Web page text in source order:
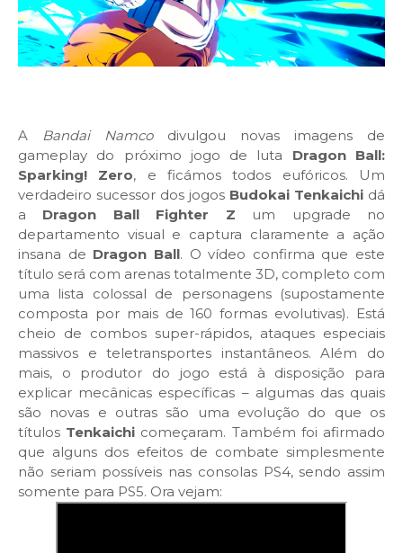
A Bandai Namcodivulgou novas imagens de
gameplay do próximo jogo de luta Dragon Ball:
Sparking! Zero, e ficámos todos eufóricos. Um
verdadeiro sucessor dos jogos Budokai Tenkaichi dá
a Dragon Ball Fighter Z um upgrade no
departamento visual e captura claramente a ação
insana de Dragon Ball. O vídeo confirma que este
título será com arenas totalmente 3D, completo com
uma lista colossal de personagens (supostamente
composta por mais de 160 formas evolutivas). Está
cheio de combos super-rápidos, ataques especiais
massivos e teletransportes instantâneos. Além do
mais, o produtor do jogo está à disposição para
explicar mecânicas específicas – algumas das quais
são novas e outras são uma evolução do que os
títulos Tenkaichi começaram. Também foi afirmado
que alguns dos efeitos de combate simplesmente
não seriam possíveis nas consolas PS4, sendo assim
somente para PS5. Ora vejam: